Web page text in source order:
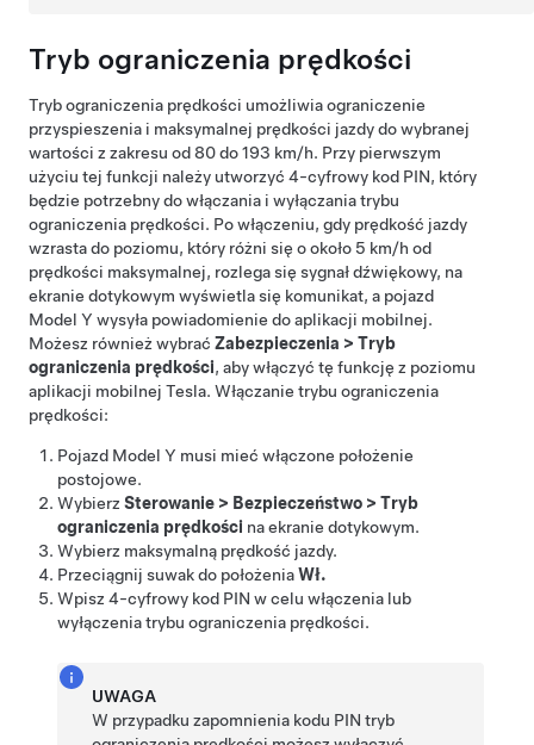
Tryb ograniczenia prędkości
Tryb ograniczenia prędkości umożliwia ograniczenie
przyspieszenia i maksymalnej prędkości jazdy do wybranej
wartości z zakresu od 80 do 193 km/h. Przy pierwszym
użyciu tej funkcji należy utworzyć 4-cyfrowy kod PIN, który
będzie potrzebny do włączania i wyłączania trybu
ograniczenia prędkości. Po włączeniu, gdy prędkość jazdy
wzrasta do poziomu, który różni się o około 5 km/h od
prędkości maksymalnej, rozlega się sygnał dźwiękowy, na
ekranie dotykowym wyświetla się komunikat, a pojazd
Model Y wysyła powiadomienie do aplikacji mobilnej.
Możesz również wybrać Zabezpieczenia > Tryb
ograniczenia prędkości, aby włączyć tę funkcję z poziomu
aplikacji mobilnej Tesla. Włączanie trybu ograniczenia
prędkości:
Pojazd Model Y musi mieć włączone położenie
postojowe.
Wybierz Sterowanie > Bezpieczeństwo > Tryb
ograniczenia prędkości na ekranie dotykowym.
Wybierz maksymalną prędkość jazdy.
Przeciągnij suwak do położeniaWł.
Wpisz 4-cyfrowy kod PIN w celu włączenia lub
wyłączenia trybu ograniczenia prędkości.
UWAGA
W przypadku zapomnienia kodu PIN tryb